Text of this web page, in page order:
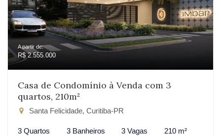
A partir de:
R$ 2.555.000
Casa de Condomínio à Venda com 3
quartos, 210m²
Santa Felicidade, Curitiba-PR
3 Quartos 3 Banheiros 3 Vagas 210 m²